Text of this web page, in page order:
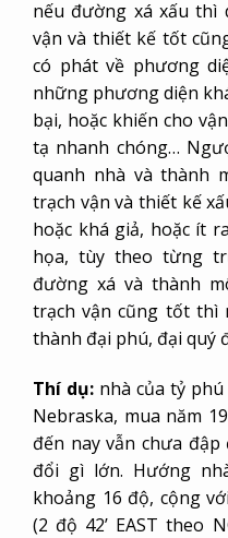
nếu đường xá xấu thì
vận và thiết kế tốt
có phát về phương
những phương diện
bại, hoặc khiến cho
tạ nhanh chóng…
quanh nhà và thành
trạch vận và thiết kế
hoặc khá giả, hoặc ít
họa, tùy theo từng
đường xá và thành
trạch vận cũng tốt thì
thành đại phú, đại quý
Thí dụ: nhà của tỷ
Nebraska, mua năm
đến nay vẫn chưa
đổi gì lớn. Hướng
khoảng 16 độ, cộng
(2 độ 42’ EAST theo